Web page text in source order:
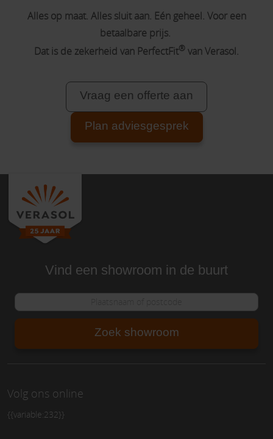
Alles op maat. Alles sluit aan. Eén geheel. Voor een
betaalbare prijs.
Dat is de zekerheid van PerfectFit® van Verasol.
Vraag een offerte aan
Plan adviesgesprek
Vind een showroom in de buurt
Zoek showroom
Volg ons online
{{variable:232}}